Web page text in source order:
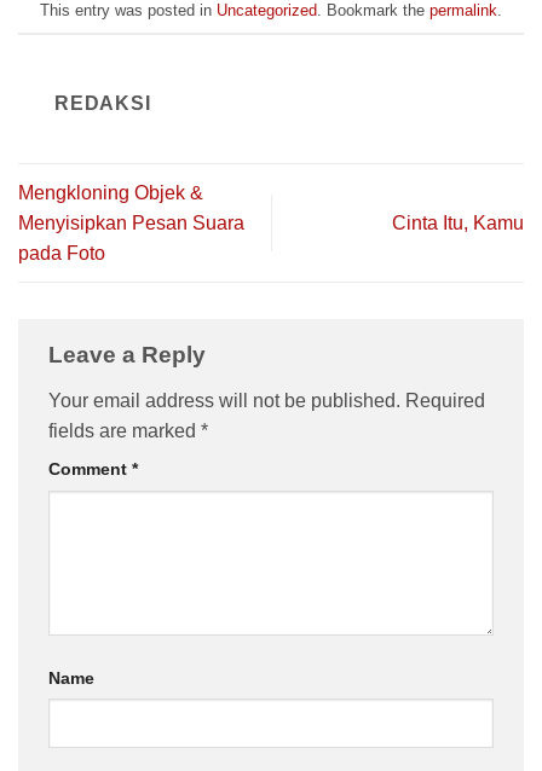
This entry was posted in Uncategorized. Bookmark the permalink.
REDAKSI
Mengkloning Objek &
Menyisipkan Pesan Suara
pada Foto
Cinta Itu, Kamu
Leave a Reply
Your email address will not be published. Required
fields are marked *
Comment *
Name